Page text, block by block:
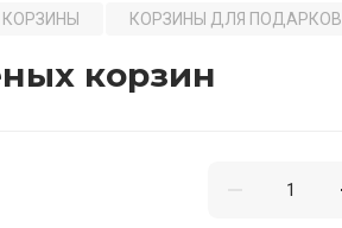
КОРЗИНЫ ДЛЯ ПОДАРКОВ
корзин